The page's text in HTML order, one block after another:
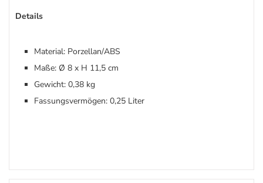
Details
Material: Porzellan/ABS
Maße: Ø 8 x H 11,5 cm
Gewicht: 0,38 kg
Fassungsvermögen: 0,25 Liter